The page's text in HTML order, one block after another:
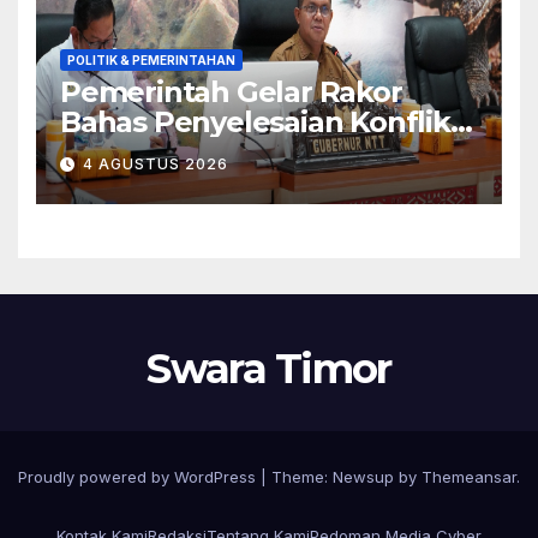
POLITIK & PEMERINTAHAN
Pemerintah Gelar Rakor
Bahas Penyelesaian Konflik
Adonara
4 AGUSTUS 2026
Swara Timor
Proudly powered by WordPress Theme: Newsup by Themeansar.